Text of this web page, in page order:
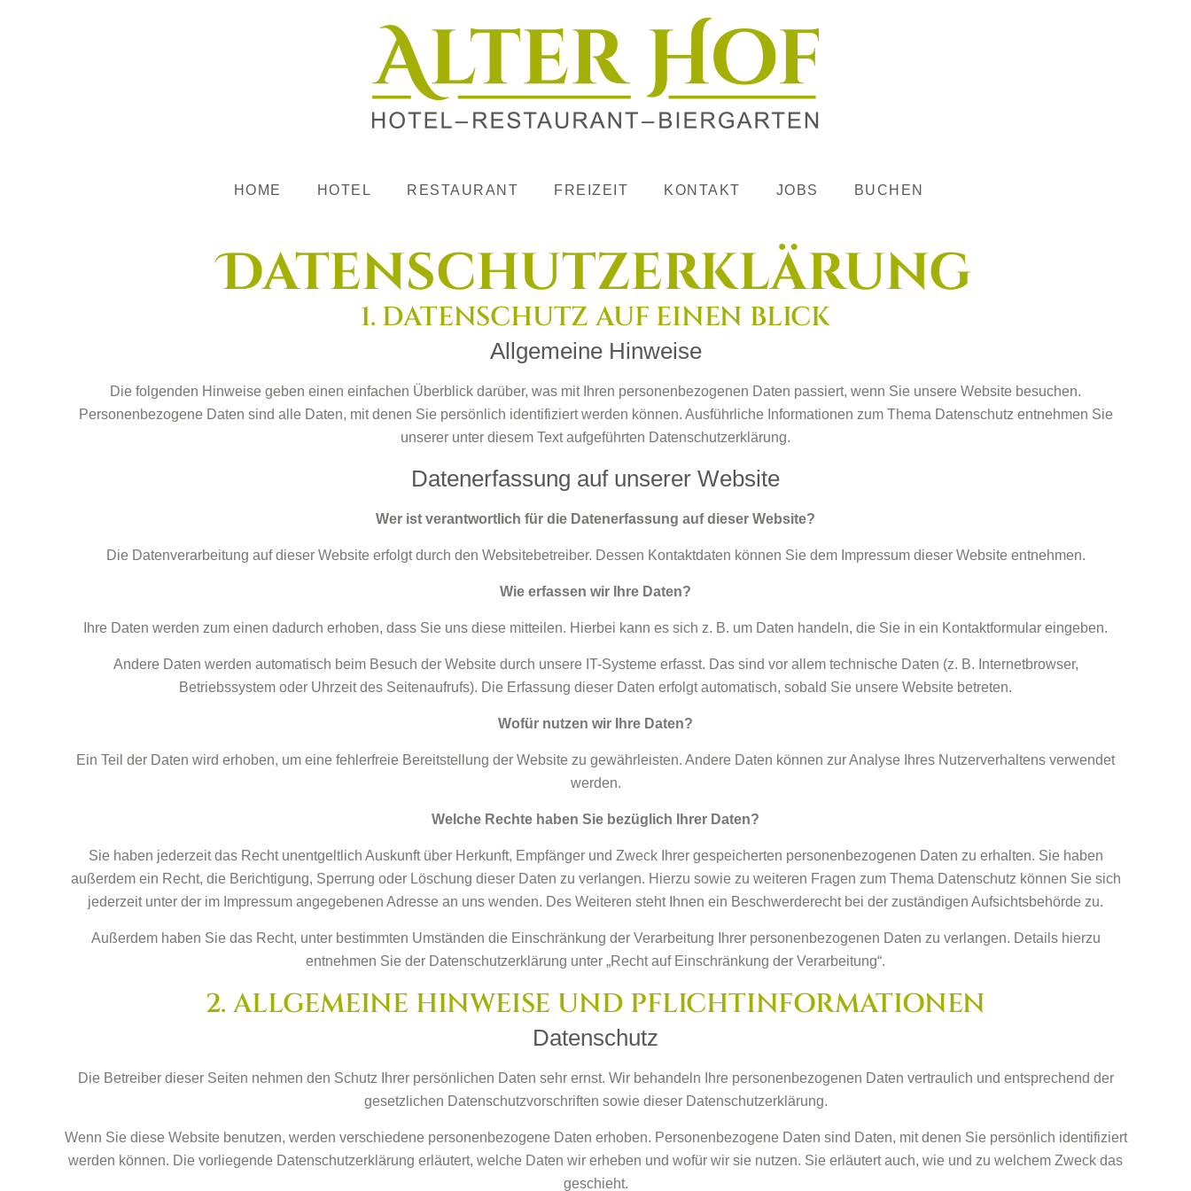
HOME HOTEL RESTAURANT FREIZEIT KONTAKT JOBS BUCHEN
Datenschutzerklärung
1. DATENSCHUTZ AUF EINEN BLICK
Allgemeine Hinweise
Die folgenden Hinweise geben einen einfachen Überblick darüber, was mit Ihren personenbezogenen Daten passiert, wenn Sie unsere Website besuchen.
Personenbezogene Daten sind alle Daten, mit denen Sie persönlich identifiziert werden können. Ausführliche Informationen zum Thema Datenschutz entnehmen Sie
unserer unter diesem Text aufgeführten Datenschutzerklärung.
Datenerfassung auf unserer Website
Wer ist verantwortlich für die Datenerfassung auf dieser Website?
Die Datenverarbeitung auf dieser Website erfolgt durch den Websitebetreiber. Dessen Kontaktdaten können Sie dem Impressum dieser Website entnehmen.
Wie erfassen wir Ihre Daten?
Ihre Daten werden zum einen dadurch erhoben, dass Sie uns diese mitteilen. Hierbei kann es sich z. B. um Daten handeln, die Sie in ein Kontaktformular eingeben.
Andere Daten werden automatisch beim Besuch der Website durch unsere IT-Systeme erfasst. Das sind vor allem technische Daten (z. B. Internetbrowser,
Betriebssystem oder Uhrzeit des Seitenaufrufs). Die Erfassung dieser Daten erfolgt automatisch, sobald Sie unsere Website betreten.
Wofür nutzen wir Ihre Daten?
Ein Teil der Daten wird erhoben, um eine fehlerfreie Bereitstellung der Website zu gewährleisten. Andere Daten können zur Analyse Ihres Nutzerverhaltens verwendet
werden.
Welche Rechte haben Sie bezüglich Ihrer Daten?
Sie haben jederzeit das Recht unentgeltlich Auskunft über Herkunft, Empfänger und Zweck Ihrer gespeicherten personenbezogenen Daten zu erhalten. Sie haben
außerdem ein Recht, die Berichtigung, Sperrung oder Löschung dieser Daten zu verlangen. Hierzu sowie zu weiteren Fragen zum Thema Datenschutz können Sie sich
jederzeit unter der im Impressum angegebenen Adresse an uns wenden. Des Weiteren steht Ihnen ein Beschwerderecht bei der zuständigen Aufsichtsbehörde zu.
Außerdem haben Sie das Recht, unter bestimmten Umständen die Einschränkung der Verarbeitung Ihrer personenbezogenen Daten zu verlangen. Details hierzu
entnehmen Sie der Datenschutzerklärung unter „Recht auf Einschränkung der Verarbeitung“.
2. ALLGEMEINE HINWEISE UND PFLICHTINFORMATIONEN
Datenschutz
Die Betreiber dieser Seiten nehmen den Schutz Ihrer persönlichen Daten sehr ernst. Wir behandeln Ihre personenbezogenen Daten vertraulich und entsprechend der
gesetzlichen Datenschutzvorschriften sowie dieser Datenschutzerklärung.
Wenn Sie diese Website benutzen, werden verschiedene personenbezogene Daten erhoben. Personenbezogene Daten sind Daten, mit denen Sie persönlich identifiziert
werden können. Die vorliegende Datenschutzerklärung erläutert, welche Daten wir erheben und wofür wir sie nutzen. Sie erläutert auch, wie und zu welchem Zweck das
geschieht.